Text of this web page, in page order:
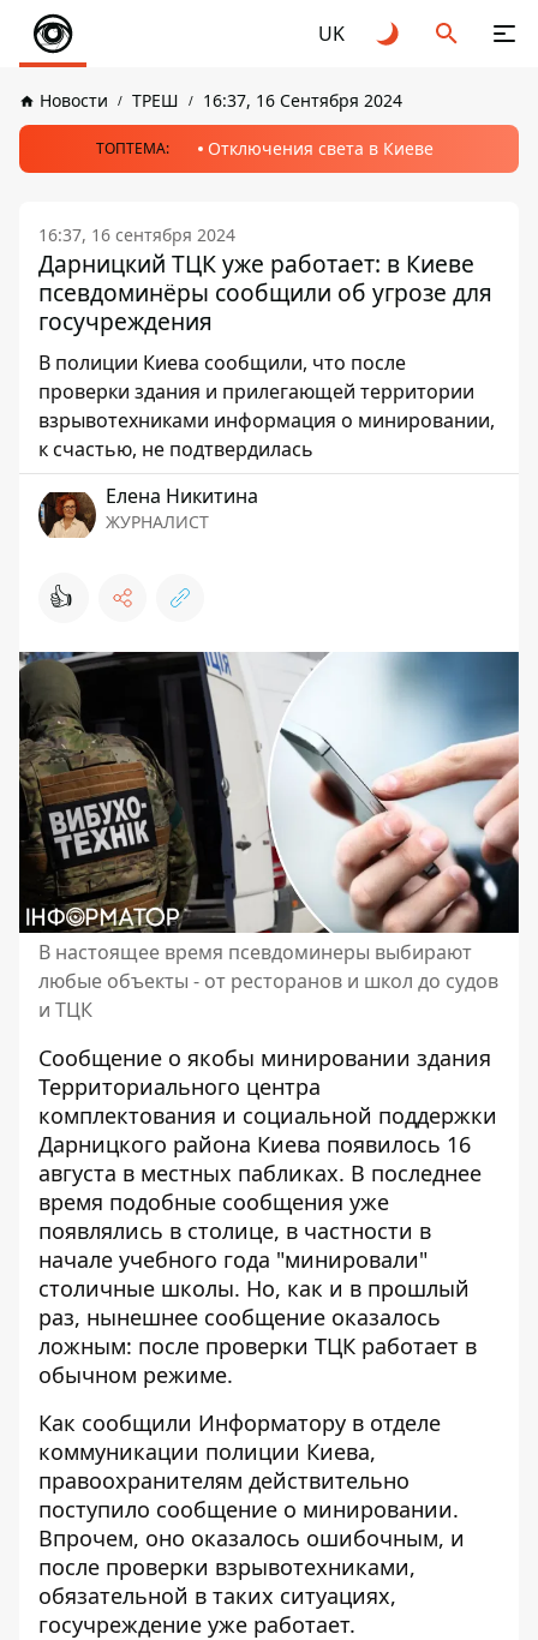
UK
Новости ТРЕШ 16:37, 16 Сентября 2024
ТОПТЕМА: Отключения света в Киеве
16:37, 16 сентября 2024
Дарницкий ТЦК уже работает: в Киеве
псевдоминёры сообщили об угрозе для
госучреждения
В полиции Киева сообщили, что после
проверки здания и прилегающей территории
взрывотехниками информация о минировании,
к счастью, не подтвердилась
Елена Никитина
ЖУРНАЛИСТ
👍
В настоящее время псевдоминеры выбирают
любые объекты - от ресторанов и школ до судов
и ТЦК
Сообщение о якобы минировании здания
Территориального центра
комплектования и социальной поддержки
Дарницкого района Киева появилось 16
августа в местных пабликах. В последнее
время подобные сообщения уже
появлялись в столице, в частности в
начале учебного года "минировали"
столичные школы. Но, как и в прошлый
раз, нынешнее сообщение оказалось
ложным: после проверки ТЦК работает в
обычном режиме.
Как сообщили Информатору в отделе
коммуникации полиции Киева,
правоохранителям действительно
поступило сообщение о минировании.
Впрочем, оно оказалось ошибочным, и
после проверки взрывотехниками,
обязательной в таких ситуациях,
госучреждение уже работает.